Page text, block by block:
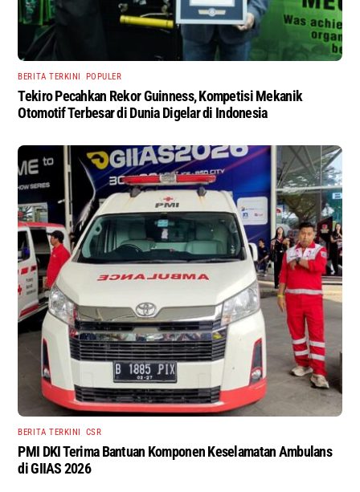
BERITA TERKINI POPULER
Tekiro Pecahkan Rekor Guinness, Kompetisi Mekanik
Otomotif Terbesar di Dunia Digelar di Indonesia
BERITA TERKINI CSR
PMI DKI Terima Bantuan Komponen Keselamatan Ambulans
di GIIAS 2026